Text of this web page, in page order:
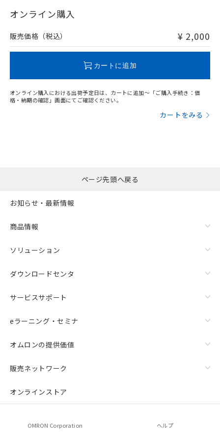
在庫等で未対応品が混在する可能性があります。
問い合わせください。
オンライン購入
販売価格（税込） ¥ 2,000
カートに追加
オンライン購入における出荷予定日は、カートに追加～「ご購入手続き：価
格・納期の確認」画面にてご確認ください。
カートをみる
ページ先頭へ戻る
お知らせ・最新情報
商品情報
ソリューション
ダウンロードセンタ
サービスサポート
eラーニング・セミナ
オムロンの提供価値
販売ネットワーク
オンラインストア
OMRON Corporation ヘルプ